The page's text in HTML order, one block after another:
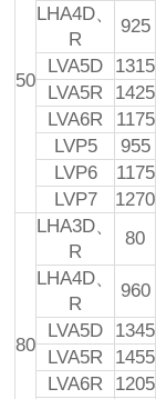
50
LHA4D、
R
925
LVA5D
1315
LVA5R
1425
LVA6R
1175
LVP5
955
LVP6
1175
LVP7
1270
80
LHA3D、
R
80
LHA4D、
R
960
LVA5D
1345
LVA5R
1455
LVA6R
1205